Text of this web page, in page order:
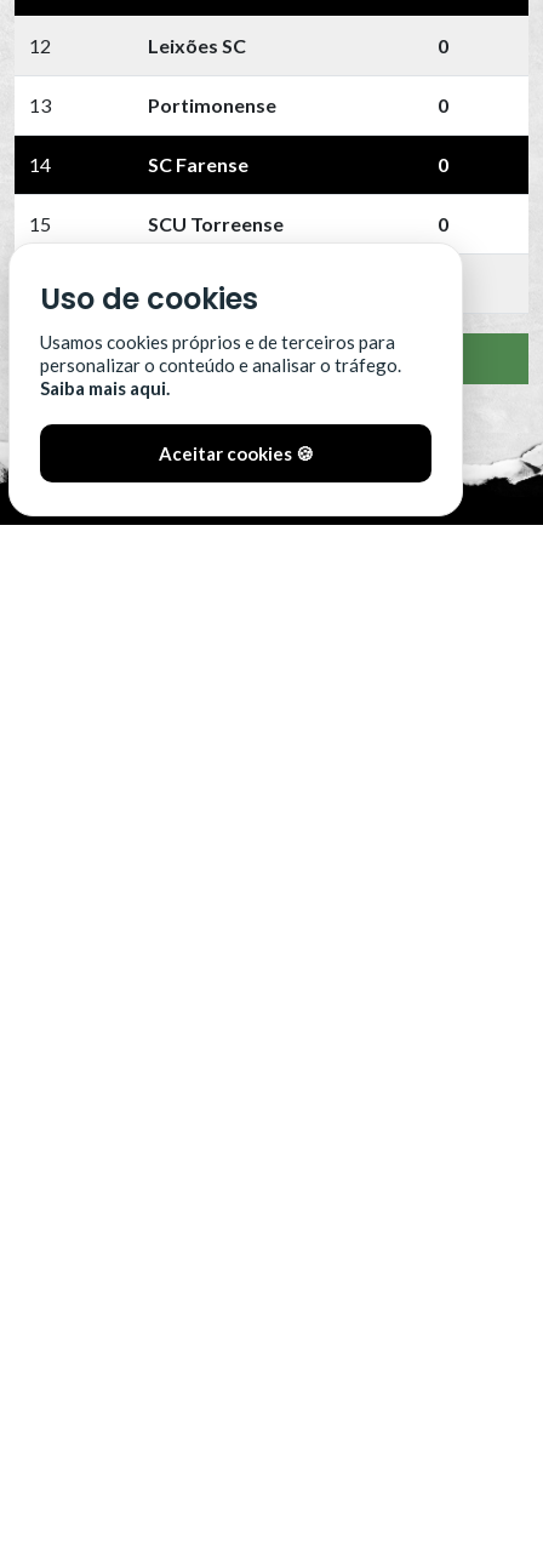
12 Leixões SC 0
13 Portimonense 0
14 SC Farense 0
15 SCU Torreense 0
16 Benfica B
VER CLASSIFICAÇÃO COMPLETA
Uso de cookies
Usamos cookies próprios e de terceiros para
personalizar o conteúdo e analisar o tráfego.
Saiba mais aqui.
Aceitar cookies 🍪